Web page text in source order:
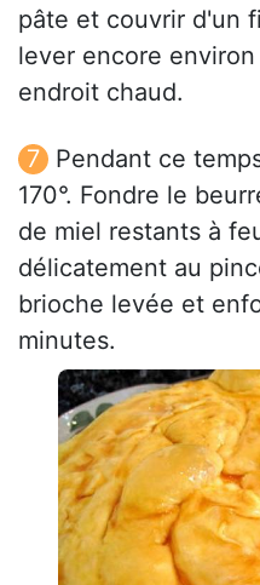
pâte et couvrir d'un
lever encore
endroit chaud.
Pendant ce
170°. Fondre le
de miel restants à
délicatement au
brioche levée et
minutes.